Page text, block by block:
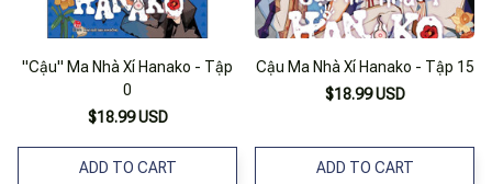
"Cậu" Ma Nhà Xí Hanako - Tập
0
$18.99 USD
ADD TO CART
Cậu Ma Nhà Xí Hanako - Tập 15
$18.99 USD
ADD TO CART